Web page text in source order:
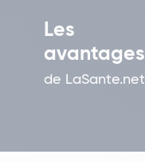
Les
avantages
de LaSante.net